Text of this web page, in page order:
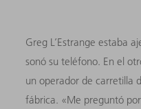
Greg L’Estrange estaba
sonó su teléfono. En el
un operador de carretilla
fábrica. «Me preguntó